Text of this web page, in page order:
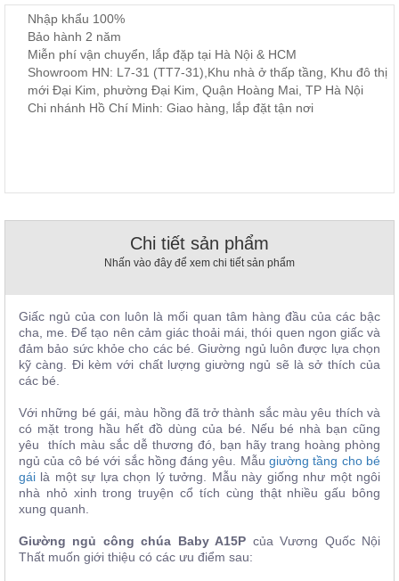
Ban
Công,
Vườn
Trang
trang
Nội
Thất
Nhà
Thất
Hàng
Nhập khẩu 100%
Bảo hành 2 năm
Miễn phí vận chuyển, lắp đặp tại Hà Nội & HCM
Showroom HN: L7-31 (TT7-31),Khu nhà ở thấp tầng, Khu đô thị
mới Đại Kim, phường Đại Kim, Quận Hoàng Mai, TP Hà Nội
Chi nhánh Hồ Chí Minh: Giao hàng, lắp đặt tận nơi
Chi tiết sản phẩm
Nhấn vào đây để xem chi tiết sản phẩm
Giấc ngủ của con luôn là mối quan tâm hàng đầu của các bậc
cha, me. Để tạo nên cảm giác thoải mái, thói quen ngon giấc và
đảm bảo sức khỏe cho các bé. Giường ngủ luôn được lựa chọn
kỹ càng. Đi kèm với chất lượng giường ngủ sẽ là sở thích của
các bé.
Với những bé gái, màu hồng đã trở thành sắc màu yêu thích và
có mặt trong hầu hết đồ dùng của bé. Nếu bé nhà bạn cũng
yêu thích màu sắc dễ thương đó, bạn hãy trang hoàng phòng
ngủ của cô bé với sắc hồng đáng yêu. Mẫugiường tầng cho bé
gái là một sự lựa chọn lý tưởng. Mẫu này giống như một ngôi
nhà nhỏ xinh trong truyện cổ tích cùng thật nhiều gấu bông
xung quanh.
Giường ngủ công chúa Baby A15P của Vương Quốc Nội
Thất muốn giới thiệu có các ưu điểm sau: